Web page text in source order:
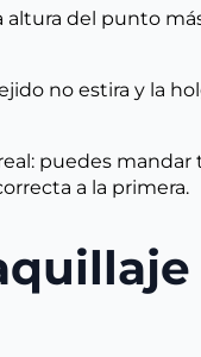
del punto
no estira y la
puedes
a la primera.